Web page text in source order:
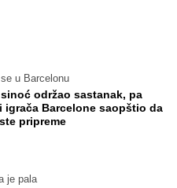
u Barcelonu
održao sastanak, pa
igrača Barcelone saopštio da
pripreme
je pala